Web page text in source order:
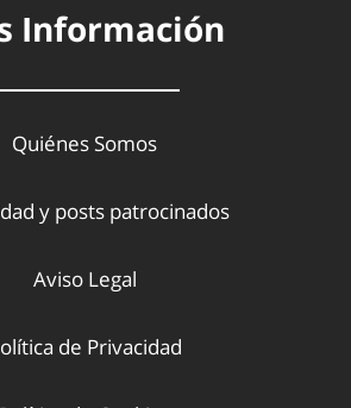
Información
Quiénes Somos
y posts patrocinados
Aviso Legal
de Privacidad